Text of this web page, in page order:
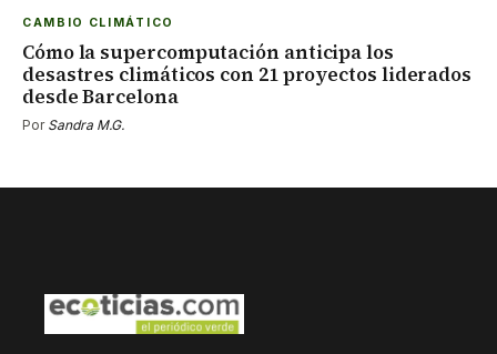
CAMBIO CLIMÁTICO
Cómo la supercomputación anticipa los
desastres climáticos con 21 proyectos liderados
desde Barcelona
Por Sandra M.G.